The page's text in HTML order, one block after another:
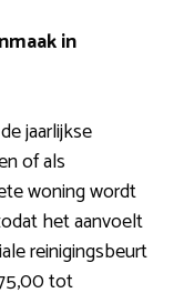
in
jaarlijkse
of als
woning wordt
het aanvoelt
reinigingsbeurt
tot